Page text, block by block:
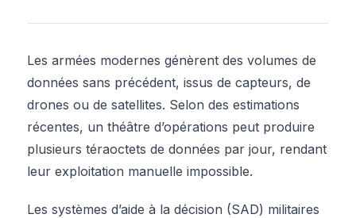
Les armées modernes génèrent des volumes de
données sans précédent, issus de capteurs, de
drones ou de satellites. Selon des estimations
récentes, un théâtre d’opérations peut produire
plusieurs téraoctets de données par jour, rendant
leur exploitation manuelle impossible.
Les systèmes d’aide à la décision (SAD) militaires